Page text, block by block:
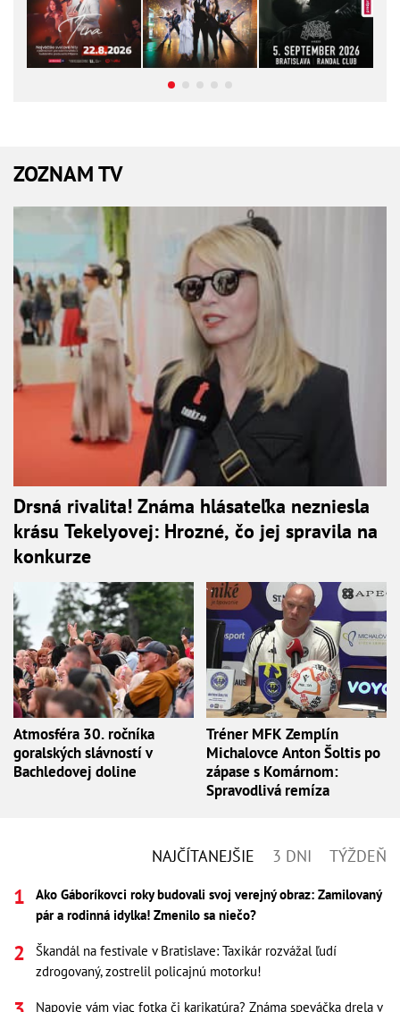
ZOZNAM TV
Drsná rivalita! Známa hlásateľka nezniesla
krásu Tekelyovej: Hrozné, čo jej spravila na
konkurze
Atmosféra 30. ročníka
goralských slávností v
Bachledovej doline
Tréner MFK Zemplín
Michalovce Anton Šoltis po
zápase s Komárnom:
Spravodlivá remíza
NAJČÍTANEJŠIE 3 DNI TÝŽDEŇ
Ako Gáboríkovci roky budovali svoj verejný obraz: Zamilovaný
pár a rodinná idylka! Zmenilo sa niečo?
Škandál na festivale v Bratislave: Taxikár rozvážal ľudí
zdrogovaný, zostrelil policajnú motorku!
Napovie vám viac fotka či karikatúra? Známa speváčka drela v